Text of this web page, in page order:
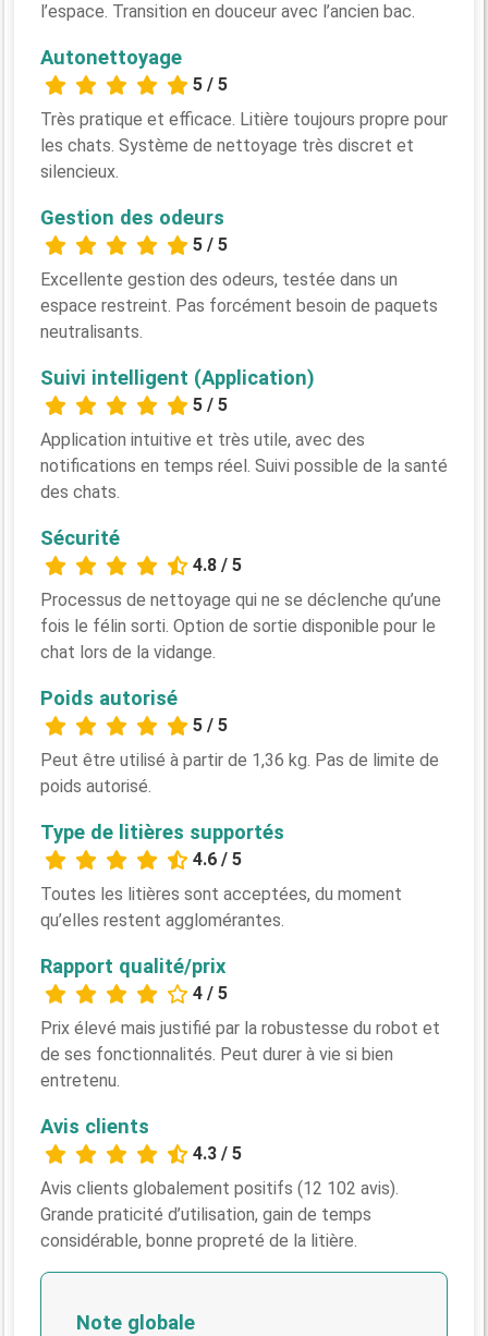
l’espace. Transition en douceur avec l’ancien bac.
Autonettoyage
5 / 5
Très pratique et efficace. Litière toujours propre pour
les chats. Système de nettoyage très discret et
silencieux.
Gestion des odeurs
5 / 5
Excellente gestion des odeurs, testée dans un
espace restreint. Pas forcément besoin de paquets
neutralisants.
Suivi intelligent (Application)
5 / 5
Application intuitive et très utile, avec des
notifications en temps réel. Suivi possible de la santé
des chats.
Sécurité
4.8 / 5
Processus de nettoyage qui ne se déclenche qu’une
fois le félin sorti. Option de sortie disponible pour le
chat lors de la vidange.
Poids autorisé
5 / 5
Peut être utilisé à partir de 1,36 kg. Pas de limite de
poids autorisé.
Type de litières supportés
4.6 / 5
Toutes les litières sont acceptées, du moment
qu’elles restent agglomérantes.
Rapport qualité/prix
4 / 5
Prix élevé mais justifié par la robustesse du robot et
de ses fonctionnalités. Peut durer à vie si bien
entretenu.
Avis clients
4.3 / 5
Avis clients globalement positifs (12 102 avis).
Grande praticité d’utilisation, gain de temps
considérable, bonne propreté de la litière.
Note globale